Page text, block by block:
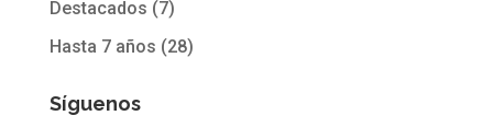
Destacados (7)
Hasta 7 años (28)
Síguenos